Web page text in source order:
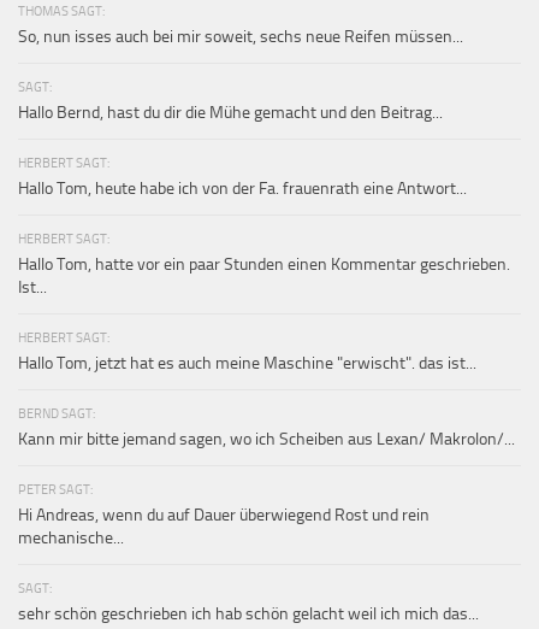
THOMAS SAGT:
So, nun isses auch bei mir soweit, sechs neue Reifen müssen...
SAGT:
Hallo Bernd, hast du dir die Mühe gemacht und den Beitrag...
HERBERT SAGT:
Hallo Tom, heute habe ich von der Fa. frauenrath eine Antwort...
HERBERT SAGT:
Hallo Tom, hatte vor ein paar Stunden einen Kommentar geschrieben.
Ist...
HERBERT SAGT:
Hallo Tom, jetzt hat es auch meine Maschine "erwischt". das ist...
BERND SAGT:
Kann mir bitte jemand sagen, wo ich Scheiben aus Lexan/ Makrolon/...
PETER SAGT:
Hi Andreas, wenn du auf Dauer überwiegend Rost und rein
mechanische...
SAGT:
sehr schön geschrieben ich hab schön gelacht weil ich mich das...